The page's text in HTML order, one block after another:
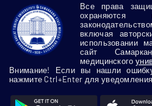
Все права
включая
использовании
сайт
медицинского
Внимание! Если вы нашли
нажмите Ctrl+Enter для